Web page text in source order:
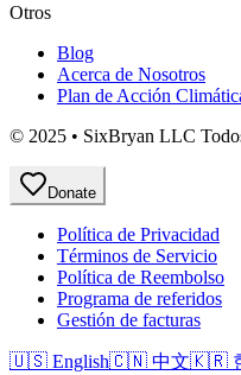
Otros
Blog
Acerca de Nosotros
Plan de Acción
© 2025 • SixBryan LLC
Donate
Política de Privacidad
Términos de Servicio
Política de Reembolso
Programa de referidos
Gestión de facturas
🇺🇸 English🇨🇳 中文🇰🇷